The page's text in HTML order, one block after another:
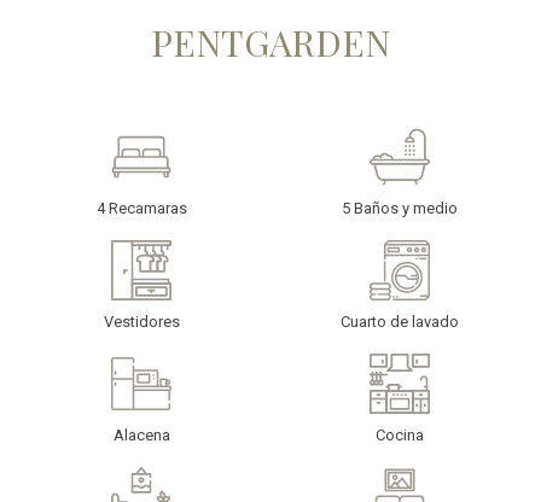
PENTGARDEN
4 Recamaras 5 Baños y medio
Vestidores Cuarto de lavado
Alacena Cocina